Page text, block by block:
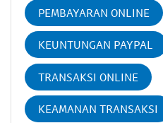
PEMBAYARAN ONLINE
KEUNTUNGAN PAYPAL
TRANSAKSI ONLINE
KEAMANAN TRANSAKSI